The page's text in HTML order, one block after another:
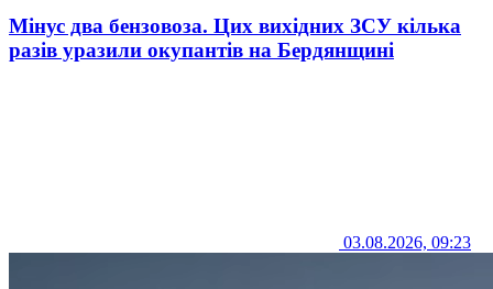
Мінус два бензовоза. Цих вихідних ЗСУ кілька
разів уразили окупантів на Бердянщині
03.08.2026, 09:23